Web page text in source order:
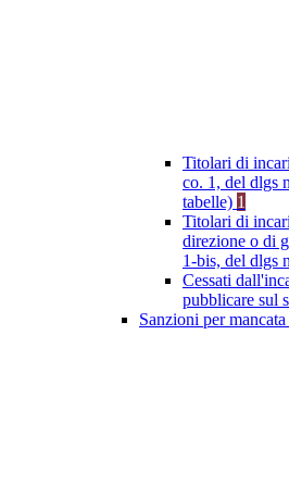
Titolari di
co. 1, del dlgs
tabelle) 1
Titolari di
direzione o di
1-bis, del dlgs
Cessati
pubblicare sul
Sanzioni per